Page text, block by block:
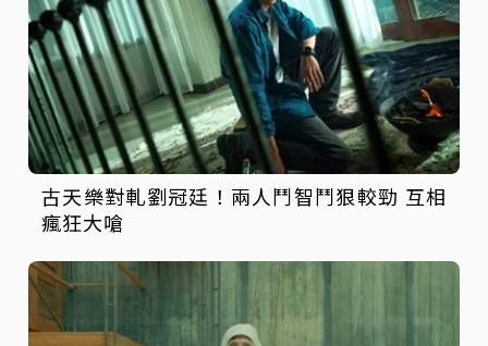
古天樂對軋劉冠廷！兩人鬥智鬥狠較勁 互相
瘋狂大嗆